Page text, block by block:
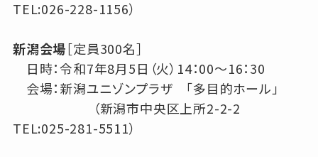
TEL:026-228-1156）
新潟会場［定員300名］
日時：令和7年8月5日（火）14：00～16：30
会場：新潟ユニゾンプラザ 「多目的ホール」
（新潟市中央区上所2-2-2
TEL:025-281-5511）